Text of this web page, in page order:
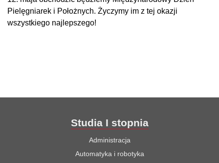
Pielęgniarek i Położnych. Życzymy im z tej okazji
wszystkiego najlepszego!
Studia I stopnia
Administracja
Automatyka i robotyka